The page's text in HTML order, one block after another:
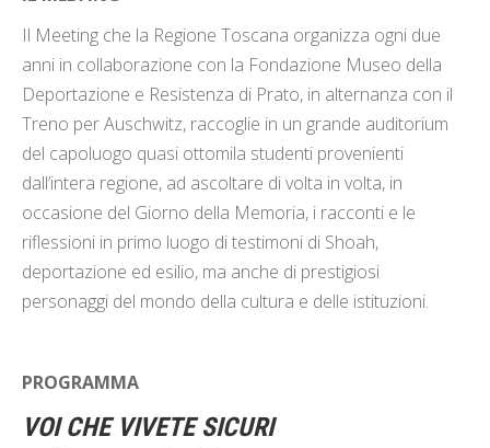
Il Meeting che la Regione Toscana organizza ogni due
anni in collaborazione con la Fondazione Museo della
Deportazione e Resistenza di Prato, in alternanza con il
Treno per Auschwitz, raccoglie in un grande auditorium
del capoluogo quasi ottomila studenti provenienti
dall’intera regione, ad ascoltare di volta in volta, in
occasione del Giorno della Memoria, i racconti e le
riflessioni in primo luogo di testimoni di Shoah,
deportazione ed esilio, ma anche di prestigiosi
personaggi del mondo della cultura e delle istituzioni.
PROGRAMMA
VOI CHE VIVETE SICURI